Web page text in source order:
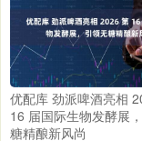
优配库 劲派啤酒亮相
16 届国际生物发酵展
糖精酿新风尚